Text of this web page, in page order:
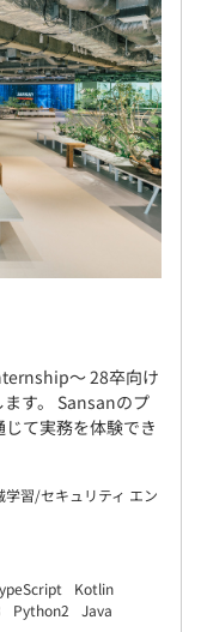
ひも付けます。取
タベースを構築
下を防ぐ事業判
■名刺ア
値を最大化す
す。2012年の提
ーに利用されて
ォン一つで誰に
できます。
・異動・転職
タル名刺の提
脈を活かしたビ
〜 28卒向け
す。 Sansanのプ
て実務を体験でき
習/セキュリティ エン
Kotlin
Python2
Java